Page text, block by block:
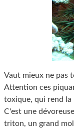
Vaut mieux ne pas
Attention ces
toxique, qui rend la
C'est une
triton, un grand